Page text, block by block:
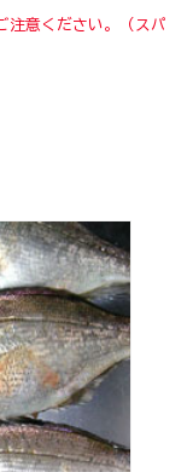
注意ください。（スパ